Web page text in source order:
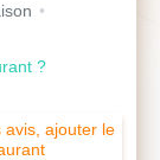
?
avis, ajouter le